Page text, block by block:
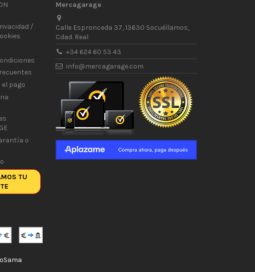
/
el pago
o
TU
Mercagarage
Calle Espronceda 37, 13630 Socuéllamos,
Cdad. Real
+34 624 60 53 43
info@mercagarage.com